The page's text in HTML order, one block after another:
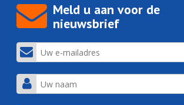
Meld u aan voor de
nieuwsbrief